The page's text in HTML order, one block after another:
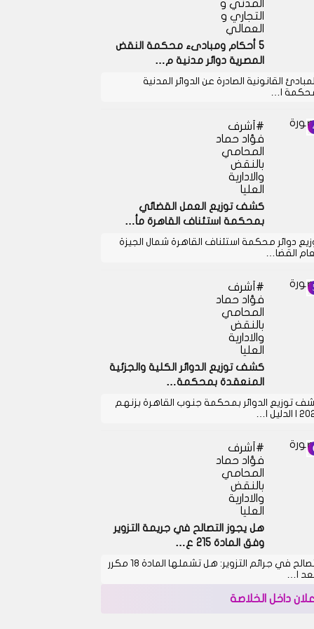
المدني و
التجاري و
العمالي
5 أحكام ومبادىء محكمة النقض
المصرية دوائر مدنية م…
القانونية الصادرة عن الدوائر المدنية
ا…
أشرف
فؤاد حماد
المحامي
بالنقض
والادارية
العليا
كشف توزيع العمل القضائي
بمحكمة استئناف القاهرة مأ…
دوائر محكمة استئناف القاهرة شمال الجيزة
القضا…
أشرف
فؤاد حماد
المحامي
بالنقض
والادارية
العليا
كشف توزيع الدوائر الكلية والجزئية
المنعقدة بمحكمة…
توزيع الدوائر بمحكمة جنوب القاهرة بزنهم
ا…
أشرف
فؤاد حماد
المحامي
بالنقض
والادارية
العليا
هل يجوز التصالح في جريمة التزوير
وفق المادة 215 ع…
التصالح في جرائم التزوير: هل تشملها المادة 18 مكرر
بعد ا…
اعلان داخل الخلاصة